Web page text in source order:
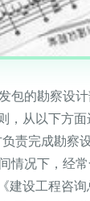
的勘察设
从以下方
责完成勘
情况下，经
设工程咨